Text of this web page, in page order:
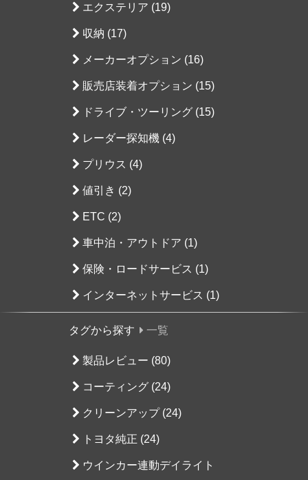
エクステリア (19)
収納 (17)
メーカーオプション (16)
販売店装着オプション (15)
ドライブ・ツーリング (15)
レーダー探知機 (4)
プリウス (4)
値引き (2)
ETC (2)
車中泊・アウトドア (1)
保険・ロードサービス (1)
インターネットサービス (1)
タグから探す 一覧
製品レビュー (80)
コーティング (24)
クリーンアップ (24)
トヨタ純正 (24)
ウインカー連動デイライト